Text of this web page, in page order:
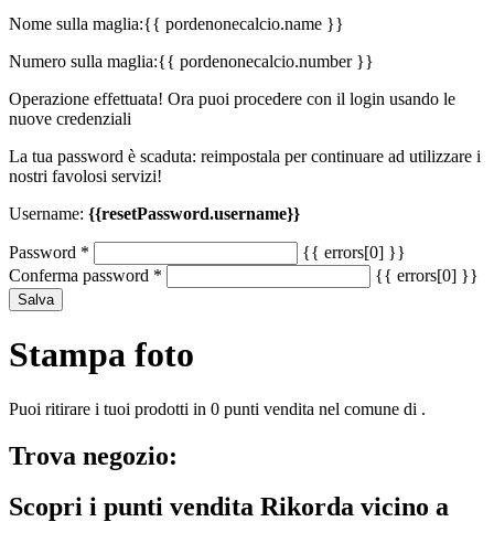
Nome sulla maglia:{{ pordenonecalcio.name }}
Numero sulla maglia:{{ pordenonecalcio.number }}
Operazione effettuata! Ora puoi procedere con il login usando le
nuove credenziali
La tua password è scaduta: reimpostala per continuare ad utilizzare i
nostri favolosi servizi!
Username: {{resetPassword.username}}
Password *
{{ errors[0] }}
Conferma password * {{ errors[0] }}
Salva
Stampa foto
Puoi ritirare i tuoi prodotti in 0 punti vendita nel comune di .
Trova negozio:
Scopri i punti vendita Rikorda vicino a